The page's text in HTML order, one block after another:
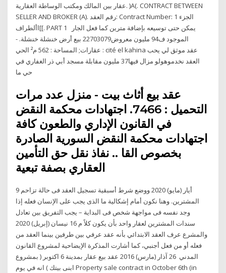
عقار بين المالك ومكتب الوساطة العقارية. )A(. CONTRACT BETWEEN
SELLER AND BROKER (A). رقم العقد: Contract Number: الجزء 1
]األطراف[. PART 1 يمكن حتى توسيعه بإضافة مترين كما فعل الجار
الموجود ف94 مليون معروض22703079 بيع أرض خنشلة خنشلة. -
عقارات; المساحة : 562 م² الحي : cité el kahina عقد موثق لي يحب
العقد نخدموهولو مزال فيها37 مليون مقابلة مسجد أبي ذر الغفاري في
حي ما
عقد بيع أثاث بيت - منزل عدد مرات
التحميل : 7466. اجتهادات محكمة النقض
في القانون الإداري والطعون كافة
اجتهادات محكمة النقض السورية الصادرة
بخصوص القا .. نفاذ نقل حق التأمين
العقاري بصفة تبعية
9 أيار (مايو) 2020 ووضع شرط أسبقية تسجيل العقد فى حالة تزاحم
المشترين. وهنا نكون أمام إشكالية ما الذى يجب على الإنسان فعله إذا
وجد نفسه فى مواجهة شخص فى البداية – يجب التفريق بين تعادل
سندات المشترين لعقار واحد بأن يكون كلاً م 16 نيسان (إبريل) 2020
والمشرع عرف العقد الابتدائي بأنه عقد عرفي بين طرفين بينما العقد من
فعله أو من فعل أجنبي، كما أشارت المذكرة الإيضاحية لمشروع القانون
المدني 26 آذار (مارس) 2016 عقد بيع عقار بمدينة 6 اكتوبر ( بمشروع
ابنى بيتك ) انه في يوم Property sale contract in October 6th (in